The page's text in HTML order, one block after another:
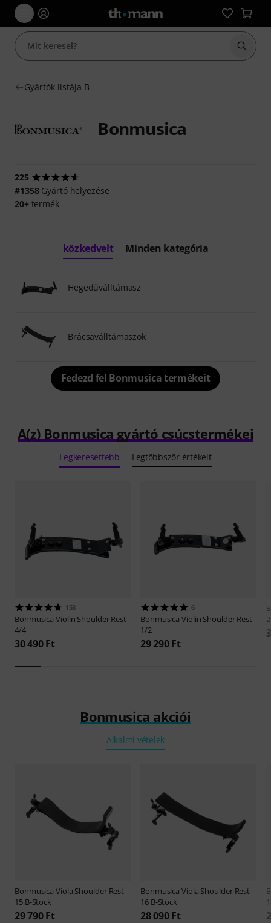
Gyártók listája B
Bonmusica
225
#1358Gyártó helyezése
20+termék
közkedvelt Minden kategória
Hegedűválltámasz
Brácsaválltámaszok
Fedezd fel Bonmusica termékeit
A(z) Bonmusica gyártó csúcstermékei
Legkeresettebb Legtöbbször értékelt
153
BonmusicaViolin Shoulder Rest
4/4
30 490 Ft
6
BonmusicaViolin Shoulder Rest
1/2
29 290 Ft
Bonmusica akciói
Alkalmi vételek
BonmusicaViola Shoulder Rest
15 B-Stock
29 790 Ft
BonmusicaViola Shoulder Rest
16 B-Stock
28 090 Ft